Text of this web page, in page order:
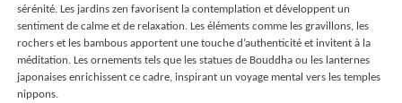
sérénité. Les jardins zen favorisent la contemplation et développent un
sentiment de calme et de relaxation. Les éléments comme les gravillons, les
rochers et les bambous apportent une touche d’authenticité et invitent à la
méditation. Les ornements tels que les statues de Bouddha ou les lanternes
japonaises enrichissent ce cadre, inspirant un voyage mental vers les temples
nippons.